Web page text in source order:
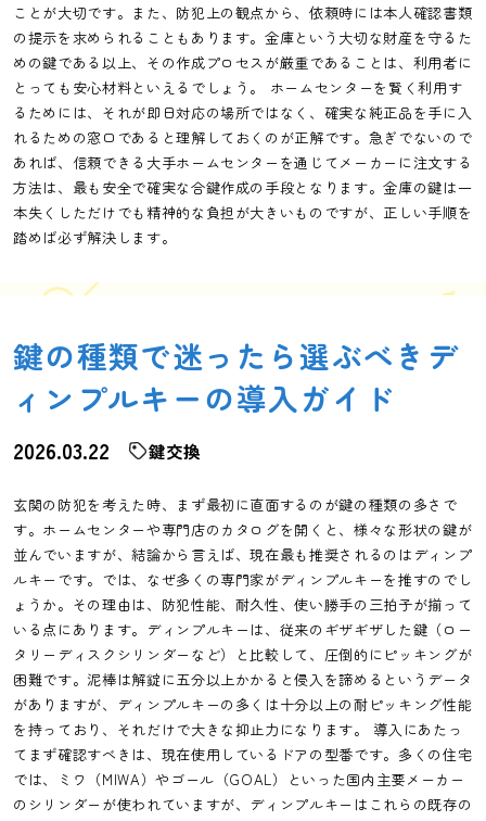
ことが大切です。また、防犯上の観点から、依頼時には本人確認書類
の提示を求められることもあります。金庫という大切な財産を守るた
めの鍵である以上、その作成プロセスが厳重であることは、利用者に
とっても安心材料といえるでしょう。 ホームセンターを賢く利用す
るためには、それが即日対応の場所ではなく、確実な純正品を手に入
れるための窓口であると理解しておくのが正解です。急ぎでないので
あれば、信頼できる大手ホームセンターを通じてメーカーに注文する
方法は、最も安全で確実な合鍵作成の手段となります。金庫の鍵は一
本失くしただけでも精神的な負担が大きいものですが、正しい手順を
踏めば必ず解決します。
鍵の種類で迷ったら選ぶべきデ
ィンプルキーの導入ガイド
2026.03.22 鍵交換
玄関の防犯を考えた時、まず最初に直面するのが鍵の種類の多さで
す。ホームセンターや専門店のカタログを開くと、様々な形状の鍵が
並んでいますが、結論から言えば、現在最も推奨されるのはディンプ
ルキーです。では、なぜ多くの専門家がディンプルキーを推すのでし
ょうか。その理由は、防犯性能、耐久性、使い勝手の三拍子が揃って
いる点にあります。ディンプルキーは、従来のギザギザした鍵（ロー
タリーディスクシリンダーなど）と比較して、圧倒的にピッキングが
困難です。泥棒は解錠に五分以上かかると侵入を諦めるというデータ
がありますが、ディンプルキーの多くは十分以上の耐ピッキング性能
を持っており、それだけで大きな抑止力になります。 導入にあたっ
てまず確認すべきは、現在使用しているドアの型番です。多くの住宅
では、ミワ（MIWA）やゴール（GOAL）といった国内主要メーカー
のシリンダーが使われていますが、ディンプルキーはこれらの既存の